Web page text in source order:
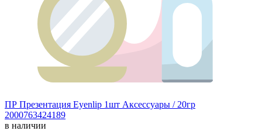
ПР Презентация Eyenlip 1шт Аксессуары / 20гр
2000763424189
в наличии